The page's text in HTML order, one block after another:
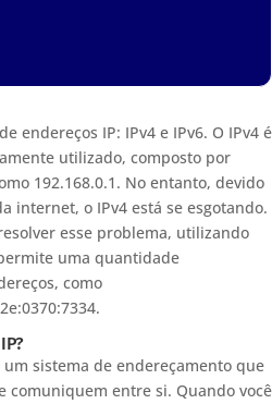
endereços IP: IPv4 e IPv6. O IPv4 é
utilizado, composto por
192.168.0.1. No entanto, devido
internet, o IPv4 está se esgotando.
esse problema, utilizando
uma quantidade
como
sistema de endereçamento que
comuniquem entre si. Quando você